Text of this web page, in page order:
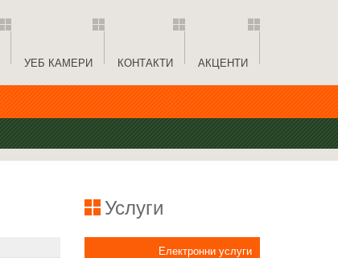
УЕБ КАМЕРИ КОНТАКТИ АКЦЕНТИ
Услуги
Електронни услуги